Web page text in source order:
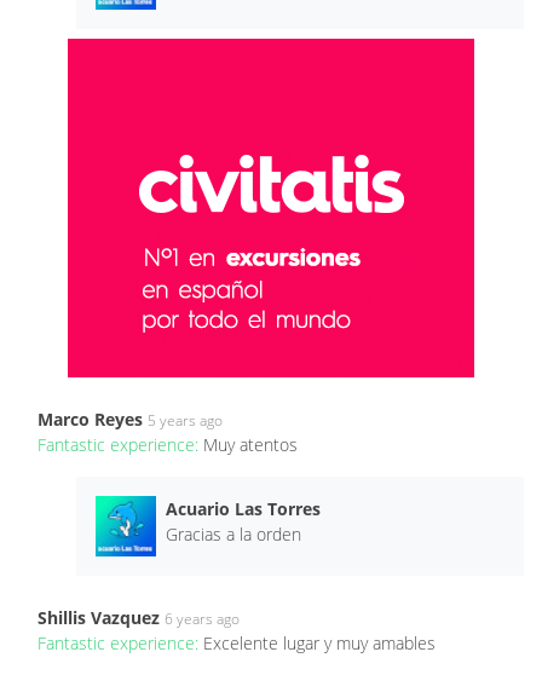
Marco Reyes 5 years ago
Fantastic experience: Muy atentos
Acuario Las Torres
Gracias a la orden
Shillis Vazquez 6 years ago
Fantastic experience: Excelente lugar y muy amables